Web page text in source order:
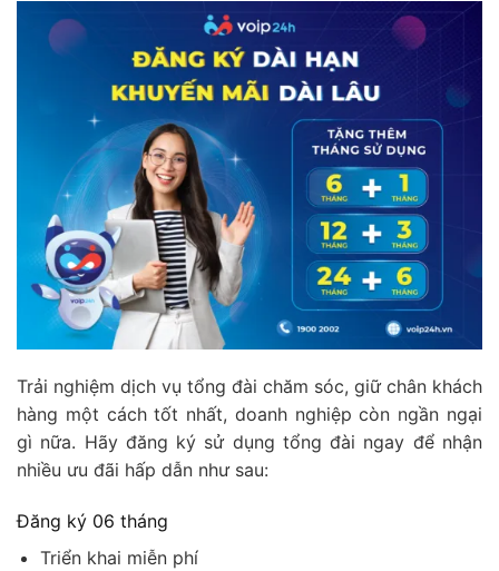
Trải nghiệm dịch vụ tổng đài chăm sóc, giữ chân khách
hàng một cách tốt nhất, doanh nghiệp còn ngần ngại
gì nữa. Hãy đăng ký sử dụng tổng đài ngay để nhận
nhiều ưu đãi hấp dẫn như sau:
Đăng ký 06 tháng
Triển khai miễn phí